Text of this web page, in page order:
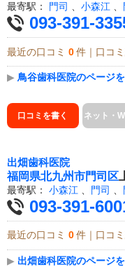
最寄駅： 門司 、 小森江 、
093-391-
最近の口コミ 0 件｜口コ
▶ 鳥谷歯科医院のページ
口コミを書く ネット・
出畑歯科医院
福岡県北九州市門司区
最寄駅： 小森江 門司
093-391-
最近の口コミ 0 件｜口コ
▶ 出畑歯科医院のページ